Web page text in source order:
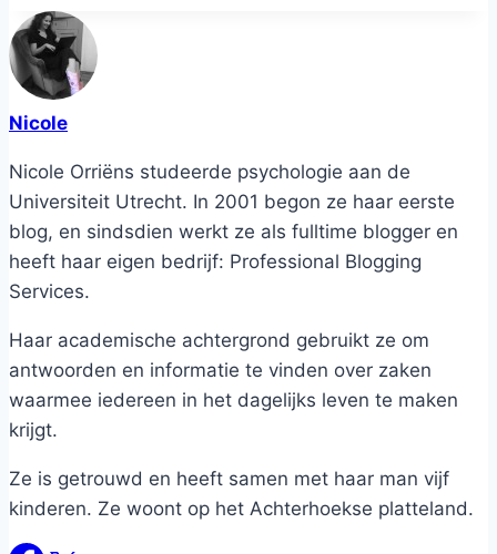
Nicole
Nicole Orriëns studeerde psychologie aan de
Universiteit Utrecht. In 2001 begon ze haar eerste
blog, en sindsdien werkt ze als fulltime blogger en
heeft haar eigen bedrijf: Professional Blogging
Services.
Haar academische achtergrond gebruikt ze om
antwoorden en informatie te vinden over zaken
waarmee iedereen in het dagelijks leven te maken
krijgt.
Ze is getrouwd en heeft samen met haar man vijf
kinderen. Ze woont op het Achterhoekse platteland.